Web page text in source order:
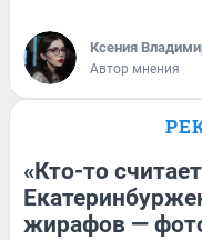
Ксения
Автор мнения
«Кто-то
жирафов —